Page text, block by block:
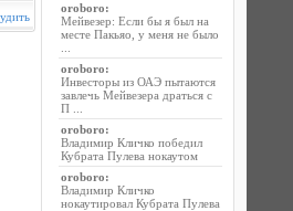
oroboro:
Мейвезер: Если бы я был на
месте Пакьяо, у меня не было
oroboro:
Инвесторы из ОАЭ пытаются
завлечь Мейвезера драться с
П ...
oroboro:
Владимир Кличко победил
Кубрата Пулева нокаутом
oroboro:
Владимир Кличко
нокаутировал Кубрата Пулева